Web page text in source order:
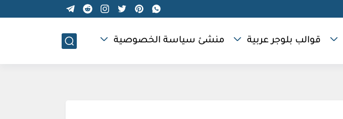
قوالب بلوجر عربية منشئ سياسة الخصوصية